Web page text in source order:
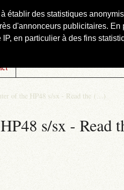
établir des statistiques
d'annonceurs publicitaires. En
en particulier à des fins
of the HP48 s/sx - Read the (…)
s/sx - Read